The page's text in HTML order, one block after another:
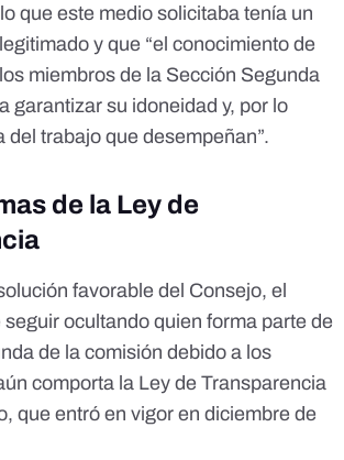
que este medio solicitaba tenía un
y que “el conocimiento de
miembros de la Sección Segunda
garantizar su idoneidad y, por lo
del trabajo que desempeñan”.
de la Ley de
favorable del Consejo, el
ocultando quien forma parte de
de la comisión debido a los
comporta la Ley de Transparencia
que entró en vigor en diciembre de